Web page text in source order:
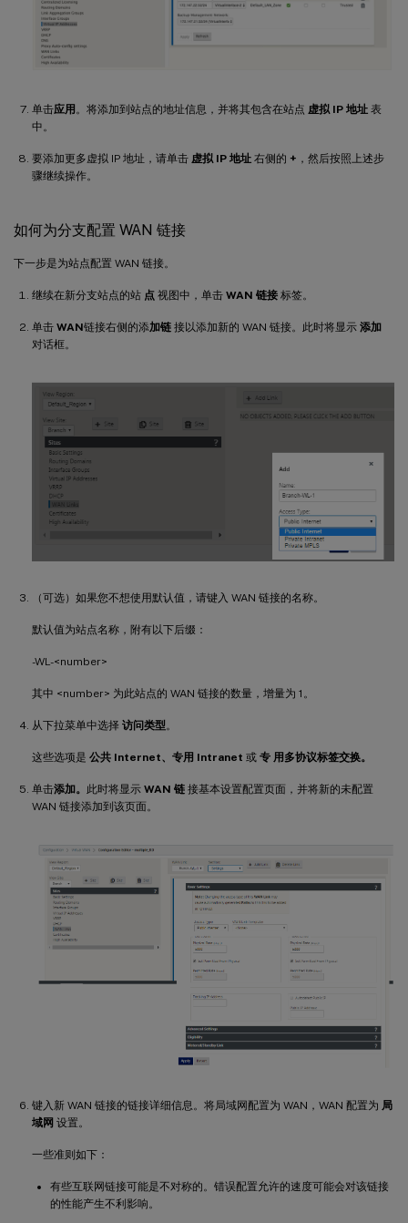
单击应用 。将添加到站点的地址信息，并将其包含在站点 虚拟 IP 地址 表
中。
要添加更多虚拟 IP 地址，请单击 虚拟 IP 地址 右侧的 + ，然后按照上述步
骤继续操作。
如何为分支配置 WAN 链接
下一步是为站点配置 WAN 链接。
继续在新分支站点的站 点 视图中，单击 WAN 链接 标签。
单击 WAN链接右侧的添加链 接以添加新的 WAN 链接。此时将显示 添加
对话框。
（可选）如果您不想使用默认值，请键入 WAN 链接的名称。
默认值为站点名称，附有以下后缀：
-WL-<number>
其中 <number> 为此站点的 WAN 链接的数量，增量为 1。
从下拉菜单中选择 访问类型。
这些选项是 公共 Internet、专用 Intranet 或 专 ​​用多协议标签交换。
单击添加。 此时将显示 WAN 链 接基本设置配置页面，并将新的未配置
WAN 链接添加到该页面。
键入新 WAN 链接的链接详细信息。将局域网配置为 WAN，WAN 配置为 局
域网 设置。
一些准则如下：
有些互联网链接可能是不对称的。错误配置允许的速度可能会对该链接
的性能产生不利影响。